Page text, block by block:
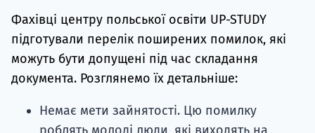
Фахівці центру польської освіти UP-STUDY
підготували перелік поширених помилок, які
можуть бути допущені під час складання
документа. Розглянемо їх детальніше:
Немає мети зайнятості. Цю помилку